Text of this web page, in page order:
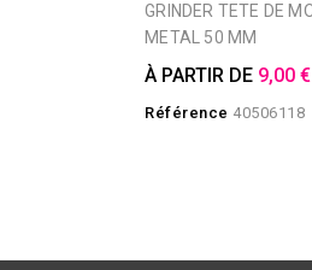
GRINDER TETE DE MORT
METAL 50 MM
À PARTIR DE 9,00 €
Référence 40506118